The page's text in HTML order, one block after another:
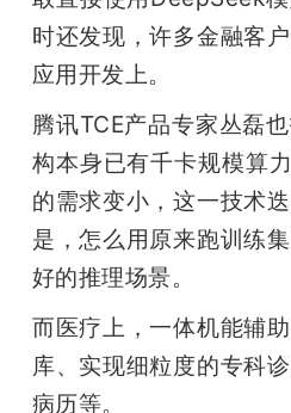
时还发现，许多金融客
应用开发上。
腾讯TCE产品专家丛磊
构本身已有千卡规模算
的需求变小，这一技术
是，怎么用原来跑训练
好的推理场景。
而医疗上，一体机能辅
库、实现细粒度的专科
病历等。